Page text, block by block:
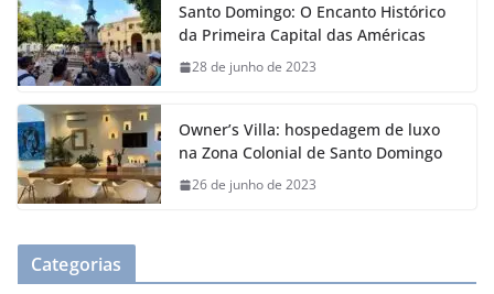
Santo Domingo: O Encanto Histórico
da Primeira Capital das Américas
28 de junho de 2023
Owner’s Villa: hospedagem de luxo
na Zona Colonial de Santo Domingo
26 de junho de 2023
Categorias